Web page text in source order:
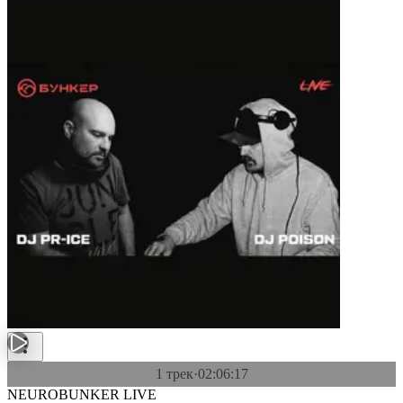
1 трек·02:06:17
NEUROBUNKER LIVE